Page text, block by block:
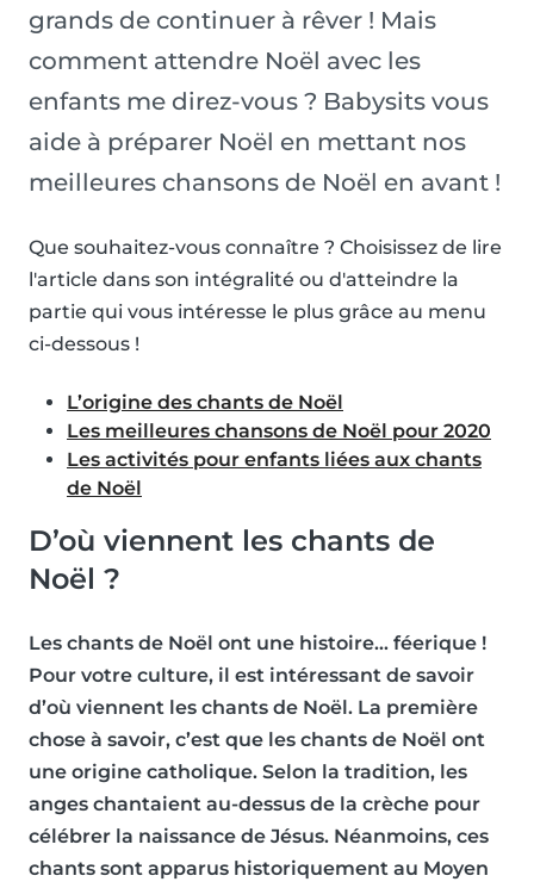
grands de continuer à rêver ! Mais
comment attendre Noël avec les
enfants me direz-vous ? Babysits vous
aide à préparer Noël en mettant nos
meilleures chansons de Noël en avant !
Que souhaitez-vous connaître ? Choisissez de lire
l'article dans son intégralité ou d'atteindre la
partie qui vous intéresse le plus grâce au menu
ci-dessous !
L’origine des chants de Noël
Les meilleures chansons de Noël pour 2020
Les activités pour enfants liées aux chants
de Noël
D’où viennent les chants de
Noël ?
Les chants de Noël ont une histoire… féerique !
Pour votre culture, il est intéressant de savoir
d’où viennent les chants de Noël. La première
chose à savoir, c’est que les chants de Noël ont
une origine catholique. Selon la tradition, les
anges chantaient au-dessus de la crèche pour
célébrer la naissance de Jésus. Néanmoins, ces
chants sont apparus historiquement au Moyen